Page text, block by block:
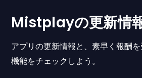
Mistplayの更新情
アプリの更新情報と、素早く報酬
機能をチェックしよう。